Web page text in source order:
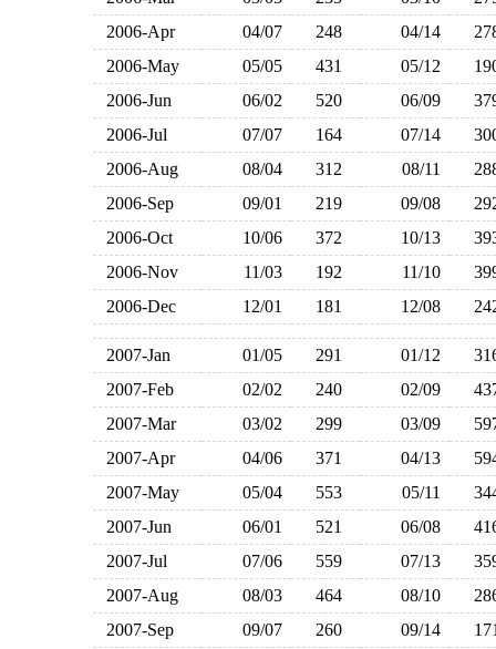
2006-Apr
04/07 248 04/14
2006-May
05/05 431 05/12
2006-Jun
06/02 520 06/09
2006-Jul
07/07 164 07/14
2006-Aug
08/04 312 08/11
2006-Sep
09/01 219 09/08
2006-Oct
10/06 372 10/13
2006-Nov
11/03 192 11/10
2006-Dec
12/01 181 12/08
2007-Jan 01/05 291 01/12
2007-Feb
02/02 240 02/09
2007-Mar
03/02 299 03/09
2007-Apr
04/06 371 04/13
2007-May
05/04 553 05/11
2007-Jun
06/01 521 06/08
2007-Jul
07/06 559 07/13
2007-Aug
08/03 464 08/10
2007-Sep
09/07 260 09/14